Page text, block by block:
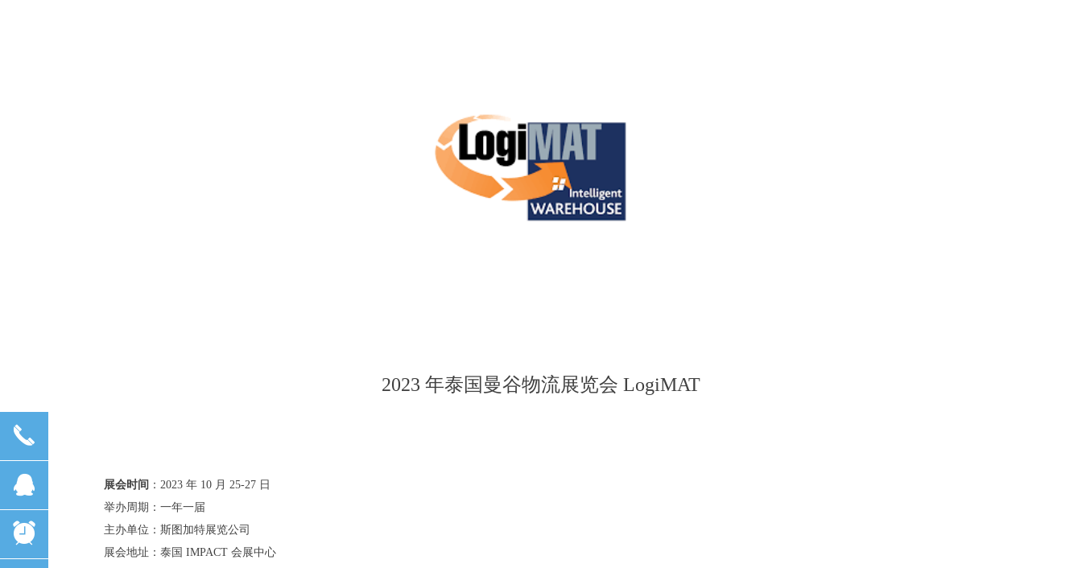
2023 年泰国曼谷物流展览会 LogiMAT
展会时间 ：2023 年 10 月 25-27 日
举办周期：一年一届
主办单位：斯图加特展览公司
展会地址：泰国 IMPACT 会展中心
끅
뀩
뀥